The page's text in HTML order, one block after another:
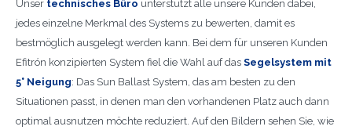
Unser technisches Büro unterstützt alle unsere Kunden dabei,
jedes einzelne Merkmal des Systems zu bewerten, damit es
bestmöglich ausgelegt werden kann. Bei dem für unseren Kunden
Efitrón konzipierten System fiel die Wahl auf das Segelsystem mit
5° Neigung: Das Sun Ballast System, das am besten zu den
Situationen passt, in denen man den vorhandenen Platz auch dann
optimal ausnutzen möchte reduziert. Auf den Bildern sehen Sie, wie